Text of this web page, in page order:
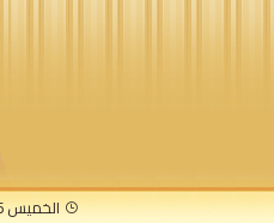
الخميس 6 أغسطس 2026 م - 21 صفر 1448 هـ